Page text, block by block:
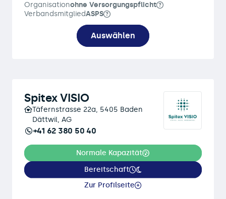
Organisationohne Versorgungspflicht
VerbandsmitgliedASPS
Auswählen
Spitex VISIO
Täfernstrasse 22a, 5405 Baden
Dättwil, AG
+41 62 380 50 40
Normale Kapazität
Bereitschaft
Zur Profilseite